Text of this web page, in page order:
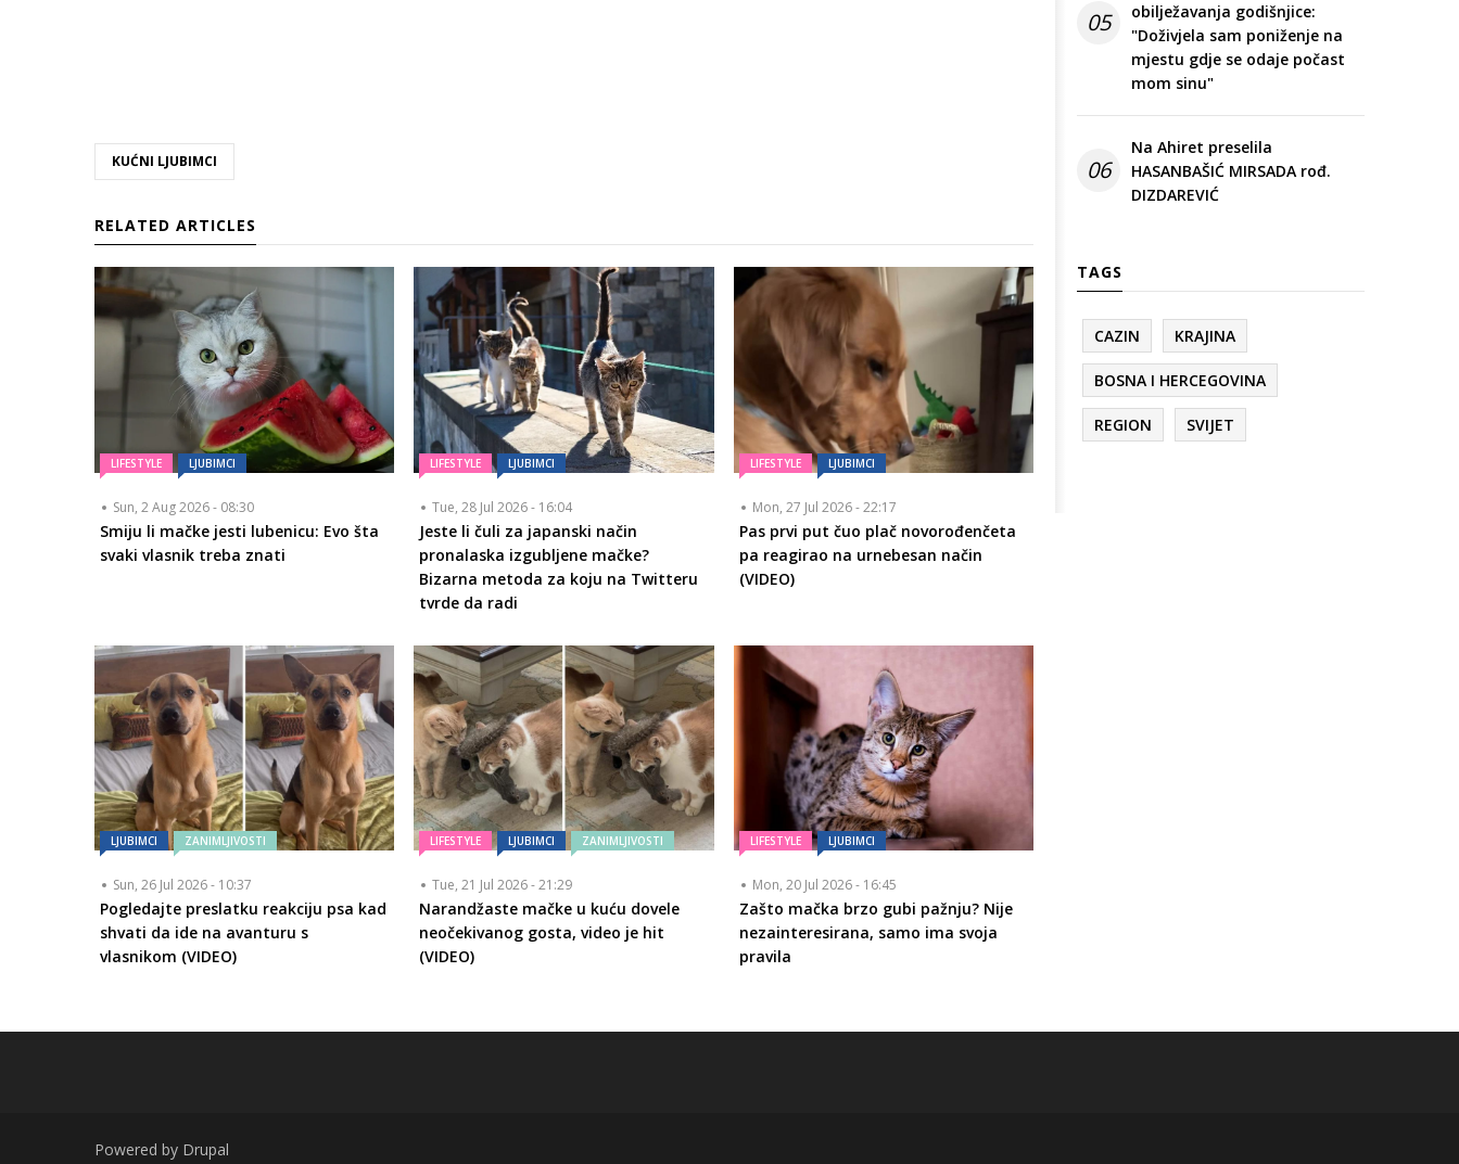
KUĆNI LJUBIMCI
RELATED ARTICLES
LIFESTYLE LJUBIMCI
Sun, 2 Aug 2026 - 08:30
Smiju li mačke jesti lubenicu: Evo šta
svaki vlasnik treba znati
LIFESTYLE LJUBIMCI
Tue, 28 Jul 2026 - 16:04
Jeste li čuli za japanski način
pronalaska izgubljene mačke?
Bizarna metoda za koju na Twitteru
tvrde da radi
LIFESTYLE LJUBIMCI
Mon, 27 Jul 2026 - 22:17
Pas prvi put čuo plač novorođenčeta
pa reagirao na urnebesan način
(VIDEO)
LJUBIMCI ZANIMLJIVOSTI
Sun, 26 Jul 2026 - 10:37
Pogledajte preslatku reakciju psa kad
shvati da ide na avanturu s
vlasnikom (VIDEO)
LIFESTYLE LJUBIMCI ZANIMLJIVOSTI
Tue, 21 Jul 2026 - 21:29
Narandžaste mačke u kuću dovele
neočekivanog gosta, video je hit
(VIDEO)
LIFESTYLE LJUBIMCI
Mon, 20 Jul 2026 - 16:45
Zašto mačka brzo gubi pažnju? Nije
nezainteresirana, samo ima svoja
pravila
05
obilježavanja godišnjice:
"Doživjela sam poniženje na
mjestu gdje se odaje počast
mom sinu"
06
Na Ahiret preselila
HASANBAŠIĆ MIRSADA rođ.
DIZDAREVIĆ
TAGS
CAZIN KRAJINA
BOSNA I HERCEGOVINA
REGION SVIJET
Powered by Drupal